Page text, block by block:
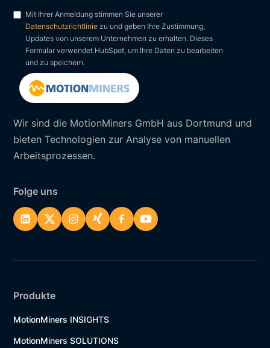
Wir sind die MotionMiners GmbH aus Dortmund und
bieten Technologien zur Analyse von manuellen
Arbeitsprozessen.
Folge uns
Mit Ihrer Anmeldung stimmen Sie unserer
Datenschutzrichtlinie zu und geben Ihre Zustimmung,
Updates von unserem Unternehmen zu erhalten. Dieses
Formular verwendet HubSpot, um Ihre Daten zu bearbeiten
und zu speichern.
Produkte
MotionMiners INSIGHTS
MotionMiners SOLUTIONS